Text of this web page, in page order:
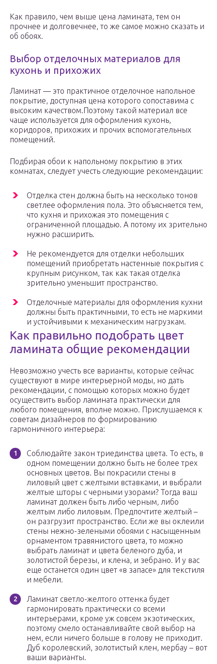
Как правило, чем выше цена ламината, тем он
прочнее и долговечнее, то же самое можно сказать и
об обоях.
Выбор отделочных материалов для
кухонь и прихожих
Ламинат — это практичное отделочное напольное
покрытие, доступная цена которого сопоставима с
высоким качеством.Поэтому такой материал все
чаще используется для оформления кухонь,
коридоров, прихожих и прочих вспомогательных
помещений.
Подбирая обои к напольному покрытию в этих
комнатах, следует учесть следующие рекомендации:
Отделка стен должна быть на несколько тонов
светлее оформления пола. Это объясняется тем,
что кухня и прихожая это помещения с
ограниченной площадью. А потому их зрительно
нужно расширить.
Не рекомендуется для отделки небольших
помещений приобретать настенные покрытия с
крупным рисунком, так как такая отделка
зрительно уменьшит пространство.
Отделочные материалы для оформления кухни
должны быть практичными, то есть не маркими
и устойчивыми к механическим нагрузкам.
Как правильно подобрать цвет
ламината общие рекомендации
Невозможно учесть все варианты, которые сейчас
существуют в мире интерьерной моды, но дать
рекомендации, с помощью которых можно будет
осуществить выбор ламината практически для
любого помещения, вполне можно. Прислушаемся к
советам дизайнеров по формированию
гармоничного интерьера:
Соблюдайте закон триединства цвета. То есть, в
одном помещении должно быть не более трех
основных цветов. Вы покрасили стены в
лиловый цвет с желтыми вставками, и выбрали
желтые шторы с черными узорами? Тогда ваш
ламинат должен быть либо черным, либо
желтым либо лиловым. Предпочтите желтый –
он разгрузит пространство. Если же вы оклеили
стены нежно-зелеными обоями с насыщенным
орнаментом травянистого цвета, то можно
выбрать ламинат и цвета беленого дуба, и
золотистой березы, и клена, и зебрано. И у вас
еще останется один цвет «в запасе» для текстиля
и мебели.
Ламинат светло-желтого оттенка будет
гармонировать практически со всеми
интерьерами, кроме уж совсем экзотических,
поэтому смело останавливайте свой выбор на
нем, если ничего больше в голову не приходит.
Дуб королевский, золотистый клен, мербау – вот
ваши варианты.